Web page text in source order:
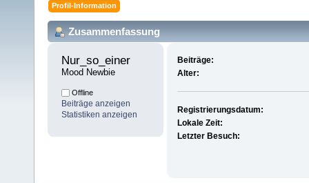
Profil-Information
Zusammenfassung
Nur_so_einer
Mood Newbie
Offline
Beiträge anzeigen
Statistiken anzeigen
Beiträge:
Alter:
Registrierungsdatum:
Lokale Zeit:
Letzter Besuch: